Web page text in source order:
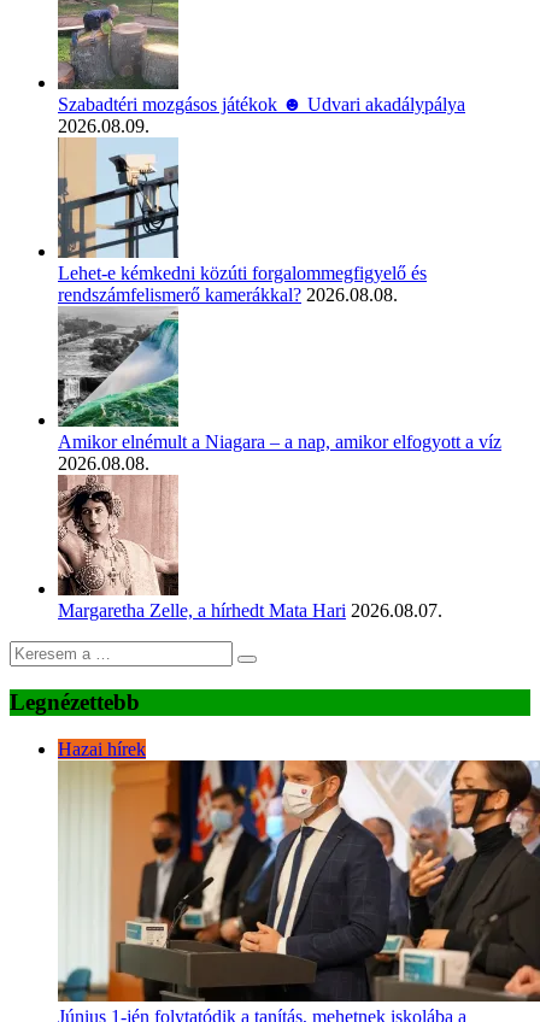
Szabadtéri mozgásos játékok ☻ Udvari akadálypálya
2026.08.09.
Lehet-e kémkedni közúti forgalommegfigyelő és
rendszámfelismerő kamerákkal? 2026.08.08.
Amikor elnémult a Niagara – a nap, amikor elfogyott a víz
2026.08.08.
Margaretha Zelle, a hírhedt Mata Hari 2026.08.07.
Legnézettebb
Hazai hírek
Június 1-jén folytatódik a tanítás, mehetnek iskolába a